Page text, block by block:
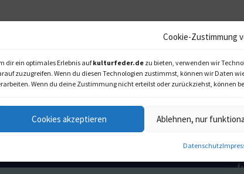
Cookie-Zustimmung
dir ein optimales Erlebnis aufkulturfeder.de zu bieten, verwenden wir
zuzugreifen. Wenn du diesen Technologien zustimmst, können wir Daten
Wenn du deine Zustimmung nicht erteilst oder zurückziehst, können
Cookies akzeptieren Ablehnen, nur
Datenschutz